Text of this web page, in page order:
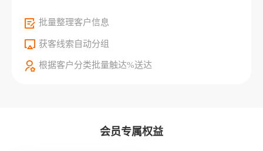
批量整理客户信息
获客线索自动分组
根据客户分类批量触达%送达
会员专属权益